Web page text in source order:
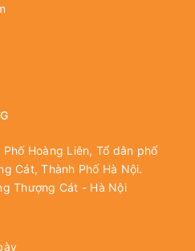
Hoàng Liên, Tổ dân phố
Cát, Thành Phố Hà Nội.
Thượng Cát - Hà Nội